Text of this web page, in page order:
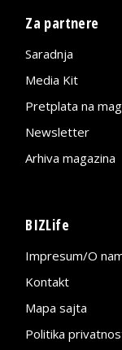
Za partnere
Saradnja
Media Kit
Pretplata na
Newsletter
Arhiva magazina
BIZLife
Impresum/O
Kontakt
Mapa sajta
Politika